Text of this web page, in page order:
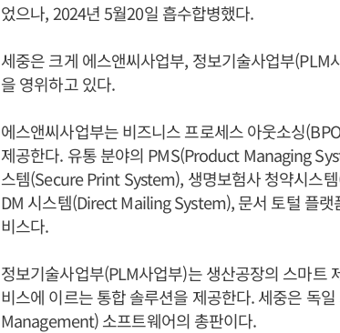
었으나, 2024년 5월20일 흡수합병했다.
세중은 크게 에스앤씨사업부, 정보기술사업부(PLM
을 영위하고 있다.
에스앤씨사업부는 비즈니스 프로세스 아웃소싱
제공한다. 유통 분야의 PMS(Product Managing
스템(Secure Print System), 생명보험사 청약시스
DM 시스템(Direct Mailing System), 문서 토털 플
비스다.
정보기술사업부(PLM사업부)는 생산공장의 스마트
비스에 이르는 통합 솔루션을 제공한다. 세중은 독
Management) 소프트웨어의 총판이다.